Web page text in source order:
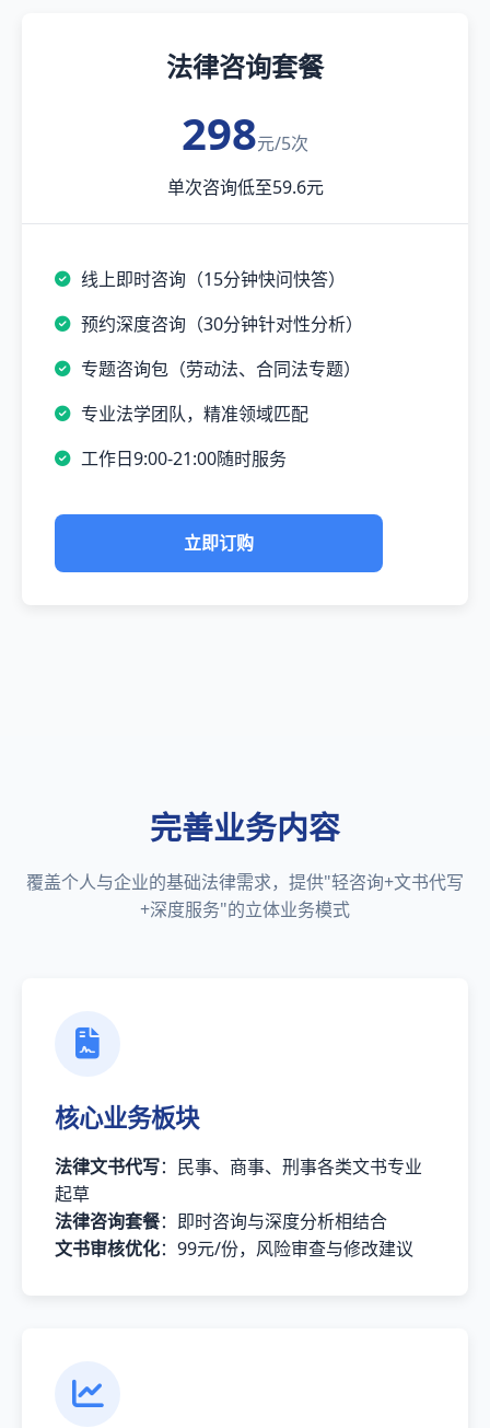
法律咨询套餐
298元/5次
单次咨询低至59.6元
线上即时咨询（15分钟快问快答）
预约深度咨询（30分钟针对性分析）
专题咨询包（劳动法、合同法专题）
专业法学团队，精准领域匹配
工作日9:00-21:00随时服务
立即订购
完善业务内容
覆盖个人与企业的基础法律需求，提供"轻咨询+文书代写
+深度服务"的立体业务模式
核心业务板块
法律文书代写：民事、商事、刑事各类文书专业
起草
法律咨询套餐：即时咨询与深度分析相结合
文书审核优化：99元/份，风险审查与修改建议